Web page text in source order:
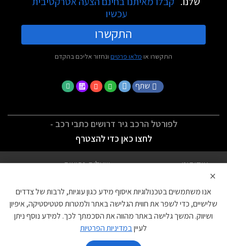
עכשיו
התקשרו
התקשרו או מלאו פרטים ונחזור אליכם בהקדם
שתף
לפורטל הרכב גיר דרושים כתבי רכב -
לחצו כאן כדי להצטרף
אודותינו
שאלות נפוצות
הצהרת נגישות
צור קשר
עוגיות
×
אנו משתמשים בטכנולוגיות איסוף מידע כגון עוגיות, לרבות של צדדים
שלישיים, כדי לשפר את חווית הגלישה באתר ולמטרות סטטיסטיקה, איפיון
ושיווק. המשך גלישה באתר מהווה את הסכמתך לכך. למידע נוסף ניתן
לעייןבמדיניות הפרטיות